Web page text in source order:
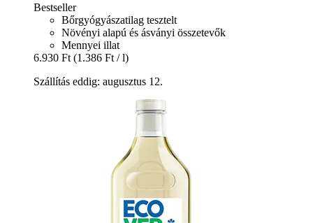
Bestseller
Bőrgyógyászatilag tesztelt
Növényi alapú és ásványi összetevők
Mennyei illat
6.930 Ft (1.386 Ft / l)
Szállítás eddig: augusztus 12.